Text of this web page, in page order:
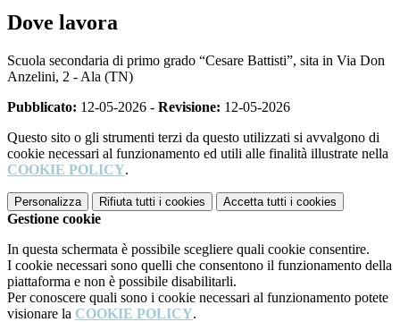
Dove lavora
Scuola secondaria di primo grado “Cesare Battisti”, sita in Via Don
Anzelini, 2 - Ala (TN)
Pubblicato: 12-05-2026 - Revisione: 12-05-2026
Questo sito o gli strumenti terzi da questo utilizzati si avvalgono di
cookie necessari al funzionamento ed utili alle finalità illustrate nella
COOKIE POLICY.
Personalizza Rifiuta tutti i cookies Accetta tutti i cookies
Gestione cookie
In questa schermata è possibile scegliere quali cookie consentire.
I cookie necessari sono quelli che consentono il funzionamento della
piattaforma e non è possibile disabilitarli.
Per conoscere quali sono i cookie necessari al funzionamento potete
visionare la COOKIE POLICY.